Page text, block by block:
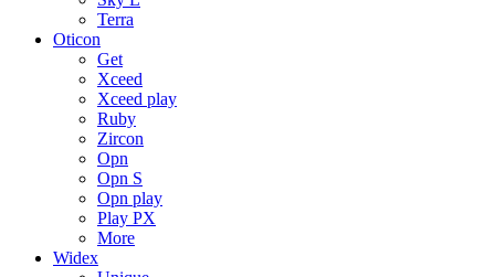
Terra
Oticon
Get
Xceed
Xceed play
Ruby
Zircon
Opn
Opn S
Opn play
Play PX
More
Widex